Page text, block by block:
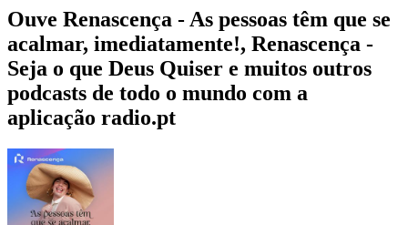
Ouve Renascença - As pessoas têm que se
acalmar, imediatamente!, Renascença -
Seja o que Deus Quiser e muitos outros
podcasts de todo o mundo com a
aplicação radio.pt